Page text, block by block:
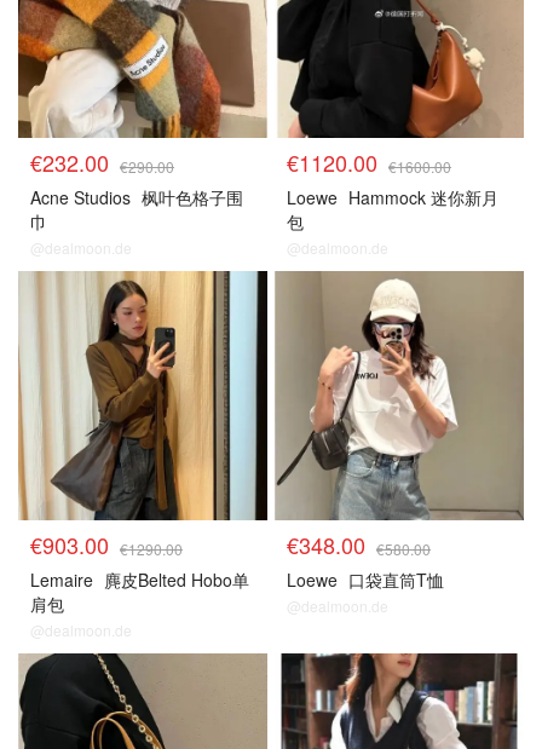
€232.00 €290.00
Acne Studios 枫叶色格子围
巾
@dealmoon.de
€1120.00 €1600.00
Loewe Hammock 迷你新月
包
@dealmoon.de
€903.00 €1290.00
Lemaire 麂皮Belted Hobo单
肩包
@dealmoon.de
€348.00 €580.00
Loewe 口袋直筒T恤
@dealmoon.de